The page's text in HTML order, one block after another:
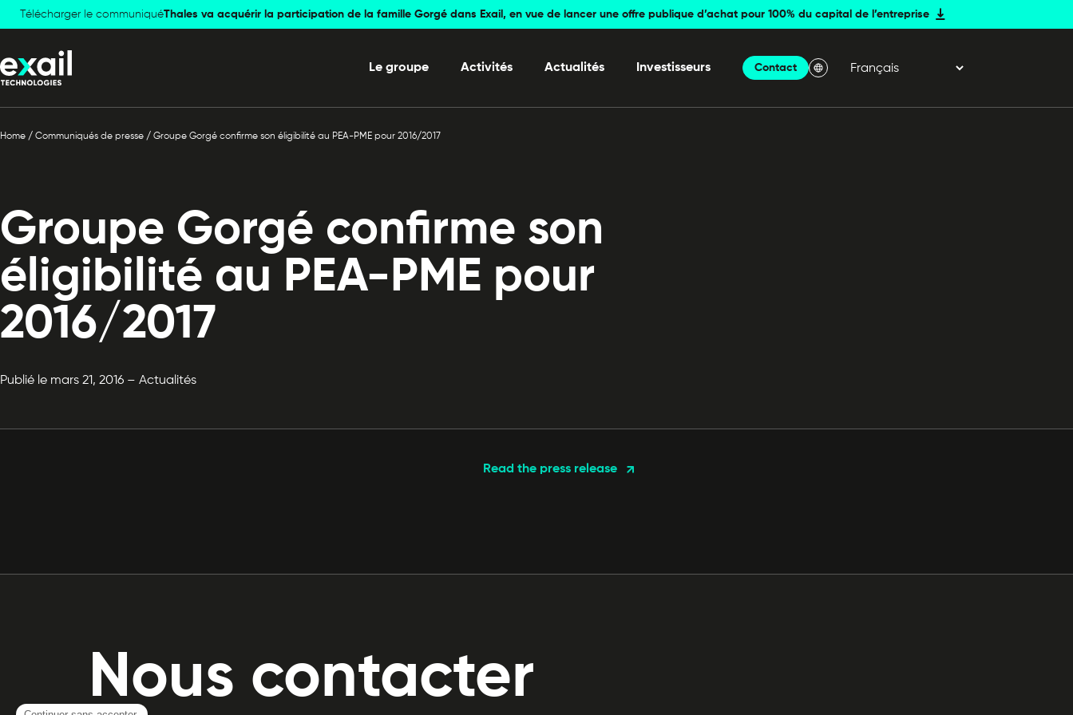
Skip to
navigation
Skip to
content
Télécharger le communiquéThales va acquérir la participation de la famille Gorgé dans Exail, en vue de lancer une offre publique d’achat pour 100% du capital de l’entreprise
Le groupe Activités Actualités Investisseurs Contact
Menu Langue
Home / Communiqués de presse / Groupe Gorgé confirme son éligibilité au PEA-PME pour 2016/2017
Groupe Gorgé confirme son
éligibilité au PEA-PME pour
2016/2017
Publié le mars 21, 2016 – Actualités
Read the press release
Nous contacter